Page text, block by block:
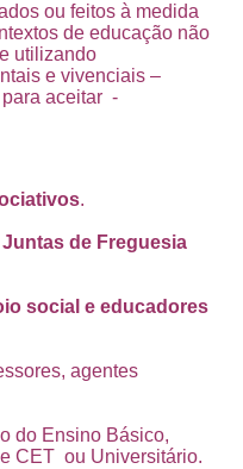
ou feitos à medida
de educação não
utilizando
e vivenciais –
para aceitar -
.
Juntas de Freguesia
social e educadores
agentes
do Ensino Básico,
CET ou Universitário.